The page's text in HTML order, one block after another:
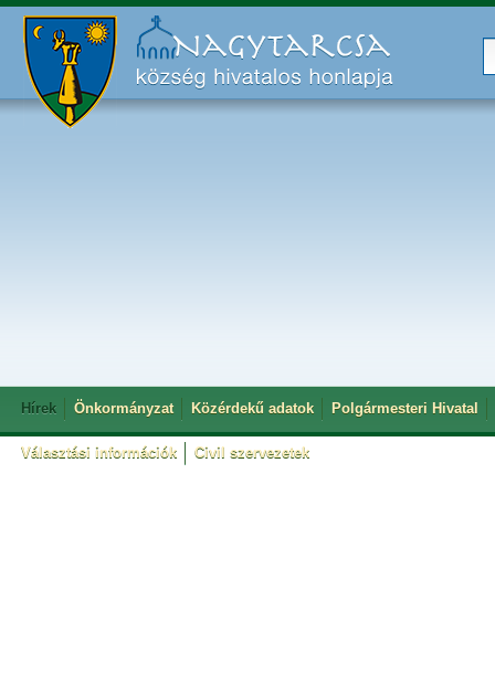
Hírek Önkormányzat Közérdekű adatok Polgármesteri Hivatal
Választási információk Civil szervezetek